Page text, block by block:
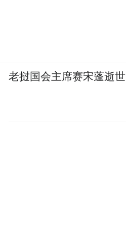
老挝国会主席赛宋蓬逝世